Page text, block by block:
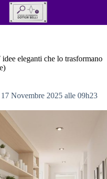
eleganti che lo trasformano
Novembre 2025 alle 09h23